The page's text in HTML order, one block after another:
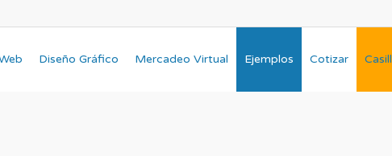
Diseño Gráfico Mercadeo Virtual Ejemplos Cotizar